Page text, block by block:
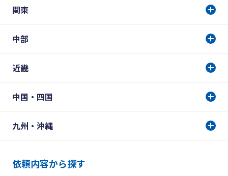
関東
中部
近畿
中国・四国
九州・沖縄
依頼内容から探す